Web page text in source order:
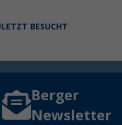
BESUCHT
Berger
Newsletter